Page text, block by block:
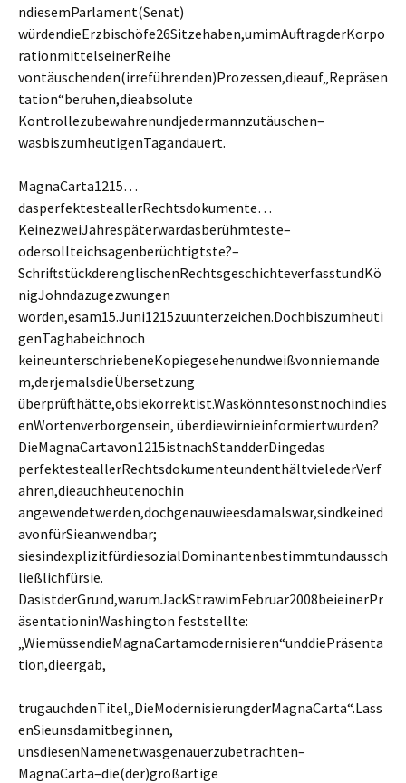
ndiesemParlament(Senat)
würdendieErzbischöfe26Sitzehaben,umimAuftragderKorpo
rationmittelseinerReihe
vontäuschenden(irreführenden)Prozessen,dieauf„Repräsen
tation“beruhen,dieabsolute
Kontrollezubewahrenundjedermannzutäuschen–
wasbiszumheutigenTagandauert.
MagnaCarta1215…
dasperfektesteallerRechtsdokumente…
KeinezweiJahrespäterwardasberühmteste–
odersollteichsagenberüchtigtste?–
SchriftstückderenglischenRechtsgeschichteverfasstundKö
nigJohndazugezwungen
worden,esam15.Juni1215zuunterzeichen.Dochbiszumheuti
genTaghabeichnoch
keineunterschriebeneKopiegesehenundweißvonniemande
m,derjemalsdieÜbersetzung
überprüfthätte,obsiekorrektist.Waskönntesonstnochindies
enWortenverborgensein, überdiewirnieinformiertwurden?
DieMagnaCartavon1215istnachStandderDingedas
perfektesteallerRechtsdokumenteundenthältvielederVerf
ahren,dieauchheutenochin
angewendetwerden,dochgenauwieesdamalswar,sindkeined
avonfürSieanwendbar;
siesindexplizitfürdiesozialDominantenbestimmtundaussch
ließlichfürsie.
DasistderGrund,warumJackStrawimFebruar2008beieinerPr
äsentationinWashington feststellte:
„WiemüssendieMagnaCartamodernisieren“unddiePräsenta
tion,dieergab,
trugauchdenTitel„DieModernisierungderMagnaCarta“.Lass
enSieunsdamitbeginnen,
unsdiesenNamenetwasgenauerzubetrachten–
MagnaCarta–die(der)großartige